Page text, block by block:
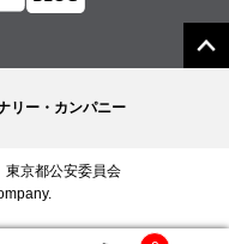
リー・カンパニー
京都公安委員会